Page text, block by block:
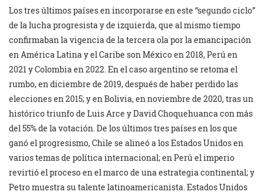
Los tres últimos países en incorporarse en este “segundo ciclo”
de la lucha progresista y de izquierda, que al mismo tiempo
confirmaban la vigencia de la tercera ola por la emancipación
en América Latina y el Caribe son México en 2018, Perú en
2021 y Colombia en 2022. En el caso argentino se retoma el
rumbo, en diciembre de 2019, después de haber perdido las
elecciones en 2015; y en Bolivia, en noviembre de 2020, tras un
histórico triunfo de Luis Arce y David Choquehuanca con más
del 55% de la votación. De los últimos tres países en los que
ganó el progresismo, Chile se alineó a los Estados Unidos en
varios temas de política internacional; en Perú el imperio
revirtió el proceso en el marco de una estrategia continental; y
Petro muestra su talente latinoamericanista. Estados Unidos